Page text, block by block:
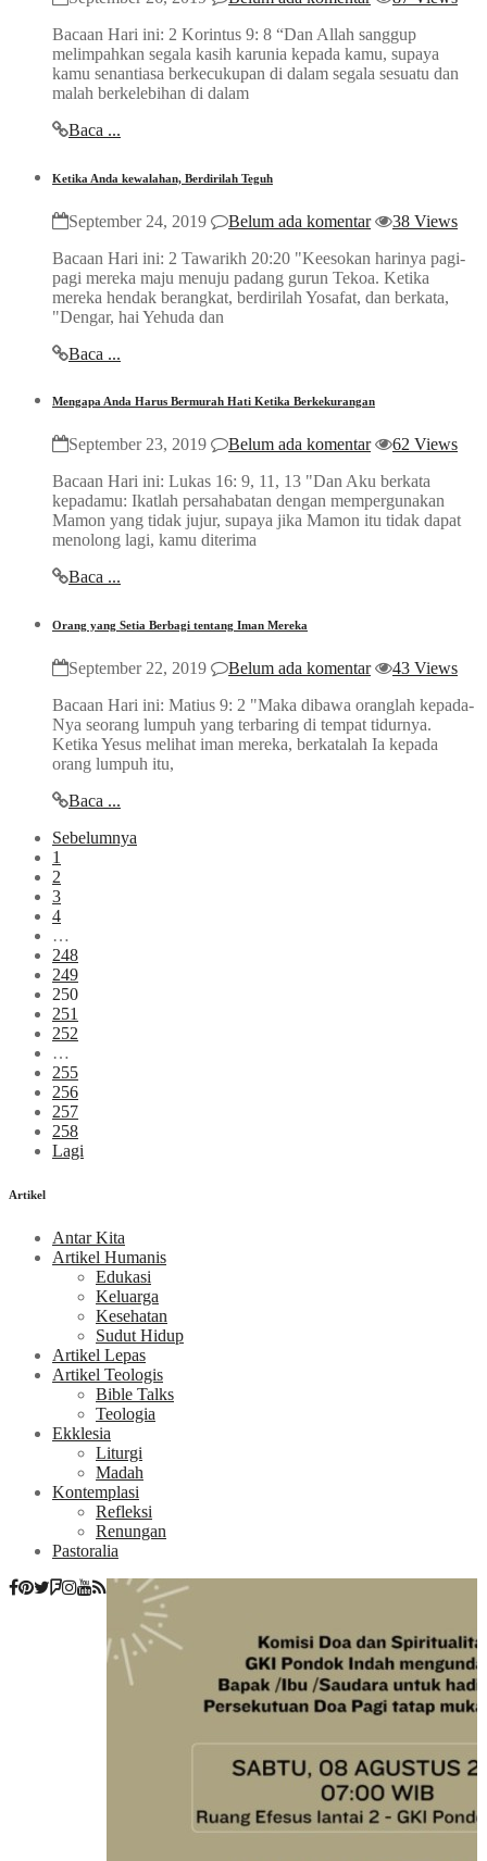
Bacaan Hari ini: 2 Korintus 9: 8 “Dan Allah sanggup
melimpahkan segala kasih karunia kepada kamu, supaya
kamu senantiasa berkecukupan di dalam segala sesuatu dan
malah berkelebihan di dalam
Baca ...
Ketika Anda kewalahan, Berdirilah Teguh
September 24, 2019 Belum ada komentar
38 Views
Bacaan Hari ini: 2 Tawarikh 20:20 "Keesokan harinya pagi-
pagi mereka maju menuju padang gurun Tekoa. Ketika
mereka hendak berangkat, berdirilah Yosafat, dan berkata,
"Dengar, hai Yehuda dan
Baca ...
Mengapa Anda Harus Bermurah Hati Ketika Berkekurangan
September 23, 2019 Belum ada komentar
62 Views
Bacaan Hari ini: Lukas 16: 9, 11, 13 "Dan Aku berkata
kepadamu: Ikatlah persahabatan dengan mempergunakan
Mamon yang tidak jujur, supaya jika Mamon itu tidak dapat
menolong lagi, kamu diterima
Baca ...
Orang yang Setia Berbagi tentang Iman Mereka
September 22, 2019 Belum ada komentar
43 Views
Bacaan Hari ini: Matius 9: 2 "Maka dibawa oranglah kepada-
Nya seorang lumpuh yang terbaring di tempat tidurnya.
Ketika Yesus melihat iman mereka, berkatalah Ia kepada
orang lumpuh itu,
Baca ...
Sebelumnya
1
2
3
4
…
248
249
250
251
252
…
255
256
257
258
Lagi
Artikel
Antar Kita
Artikel Humanis
Edukasi
Keluarga
Kesehatan
Sudut Hidup
Artikel Lepas
Artikel Teologis
Bible Talks
Teologia
Ekklesia
Liturgi
Madah
Kontemplasi
Refleksi
Renungan
Pastoralia